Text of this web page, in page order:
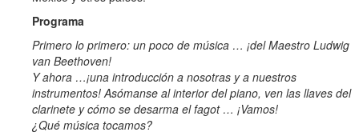
Programa
Primero lo primero: un poco de música … ¡del Maestro Ludwig
van Beethoven!
Y ahora …¡una introducción a nosotras y a nuestros
instrumentos! Asómanse al interior del piano, ven las llaves del
clarinete y cómo se desarma el fagot … ¡Vamos!
¿Qué música tocamos?